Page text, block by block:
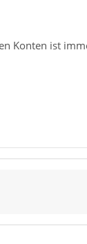
Konten ist